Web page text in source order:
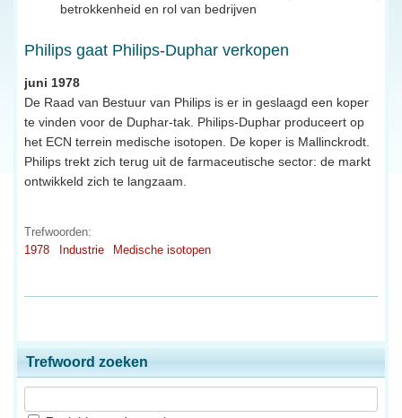
betrokkenheid en rol van bedrijven
Philips gaat Philips-Duphar verkopen
juni 1978
De Raad van Bestuur van Philips is er in geslaagd een koper
te vinden voor de Duphar-tak. Philips-Duphar produceert op
het ECN terrein medische isotopen. De koper is Mallinckrodt.
Philips trekt zich terug uit de farmaceutische sector: de markt
ontwikkeld zich te langzaam.
Trefwoorden:
1978
Industrie Medische isotopen
Trefwoord zoeken